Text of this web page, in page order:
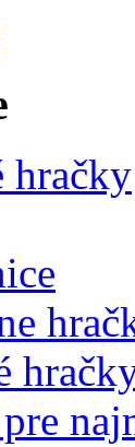
hračky